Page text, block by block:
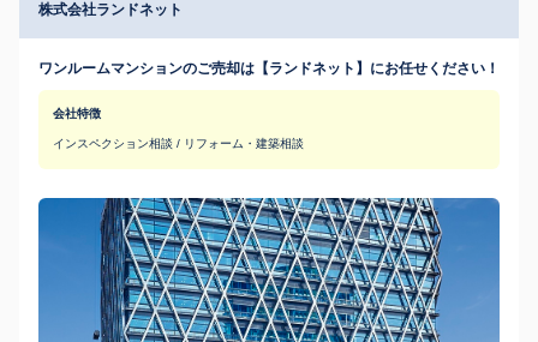
株式会社ランドネット
ワンルームマンションのご売却は【ランドネット】にお任せください！
会社特徴
インスペクション相談 / リフォーム・建築相談